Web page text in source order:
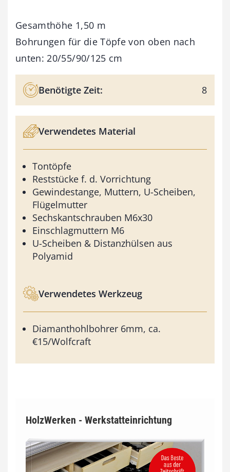
Gesamthöhe 1,50 m
Bohrungen für die Töpfe von oben nach
unten: 20/55/90/125 cm
Benötigte Zeit: 8
Verwendetes Material
Tontöpfe
Reststücke f. d. Vorrichtung
Gewindestange, Muttern, U-Scheiben,
Flügelmutter
Sechskantschrauben M6x30
Einschlagmuttern M6
U-Scheiben & Distanzhülsen aus
Polyamid
Verwendetes Werkzeug
Diamanthohlbohrer 6mm, ca.
€15/Wolfcraft
HolzWerken - Werkstatteinrichtung